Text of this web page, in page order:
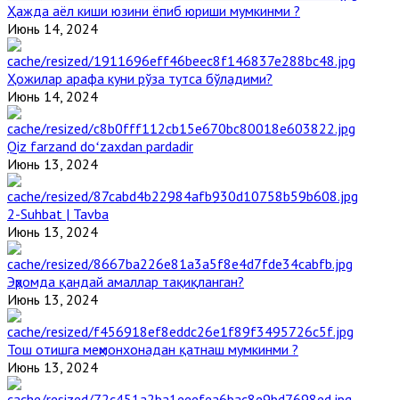
Ҳажда аёл киши юзини ёпиб юриши мумкинми ?
Июнь 14, 2024
Ҳожилар арафа куни рўза тутса бўладими?
Июнь 14, 2024
Qiz farzand doʻzaxdan pardadir
Июнь 13, 2024
2-Suhbat | Tavba
Июнь 13, 2024
Эҳромда қандай амаллар тақиқланган?
Июнь 13, 2024
Тош отишга меҳмонхонадан қатнаш мумкинми ?
Июнь 13, 2024